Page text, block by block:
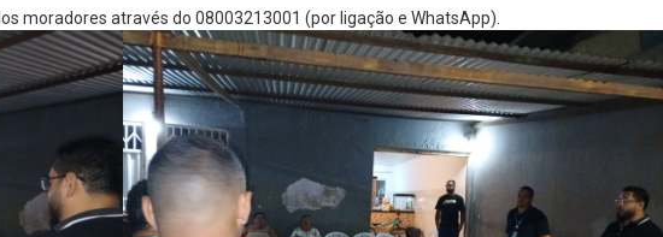
moradores através do 08003213001 (por ligação e WhatsApp).